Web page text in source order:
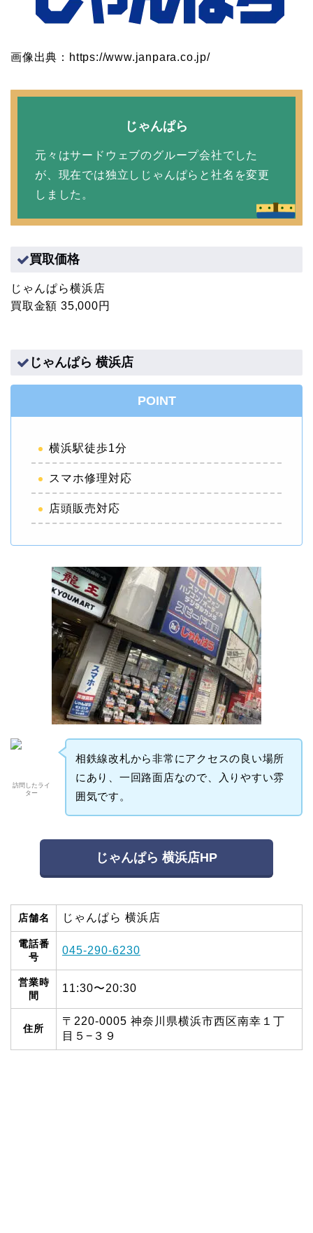
画像出典：https://www.janpara.co.jp/
じゃんぱら
元々はサードウェブのグループ会社でした
が、現在では独立しじゃんぱらと社名を変更
しました。
買取価格
じゃんぱら横浜店
買取金額 35,000円
じゃんぱら 横浜店
POINT
横浜駅徒歩1分
スマホ修理対応
店頭販売対応
訪問したライ
ター
相鉄線改札から非常にアクセスの良い場所
にあり、一回路面店なので、入りやすい雰
囲気です。
じゃんぱら 横浜店HP
店舗名 じゃんぱら 横浜店
電話番
号
045-290-6230
営業時
間
11:30〜20:30
住所
〒220-0005 神奈川県横浜市西区南幸１丁
目５−３９